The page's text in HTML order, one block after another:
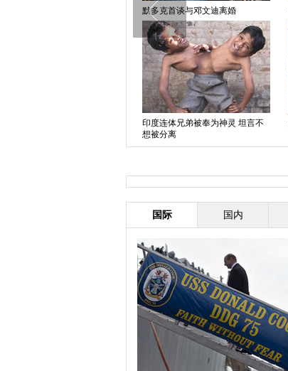
默多克首谈与邓文迪离婚
印度连体兄弟被奉为神灵 坦言不
想被分离
国际 国内